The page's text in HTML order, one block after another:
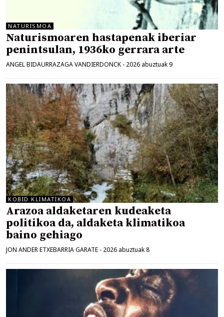
NATURISMOA
Naturismoaren hastapenak iberiar
penintsulan, 1936ko gerrara arte
ANGEL BIDAURRAZAGA VANDIERDONCK - 2026 abuztuak 9
KOBID KLIMATIKOA
Arazoa aldaketaren kudeaketa
politikoa da, aldaketa klimatikoa
baino gehiago
JON ANDER ETXEBARRIA GARATE - 2026 abuztuak 8